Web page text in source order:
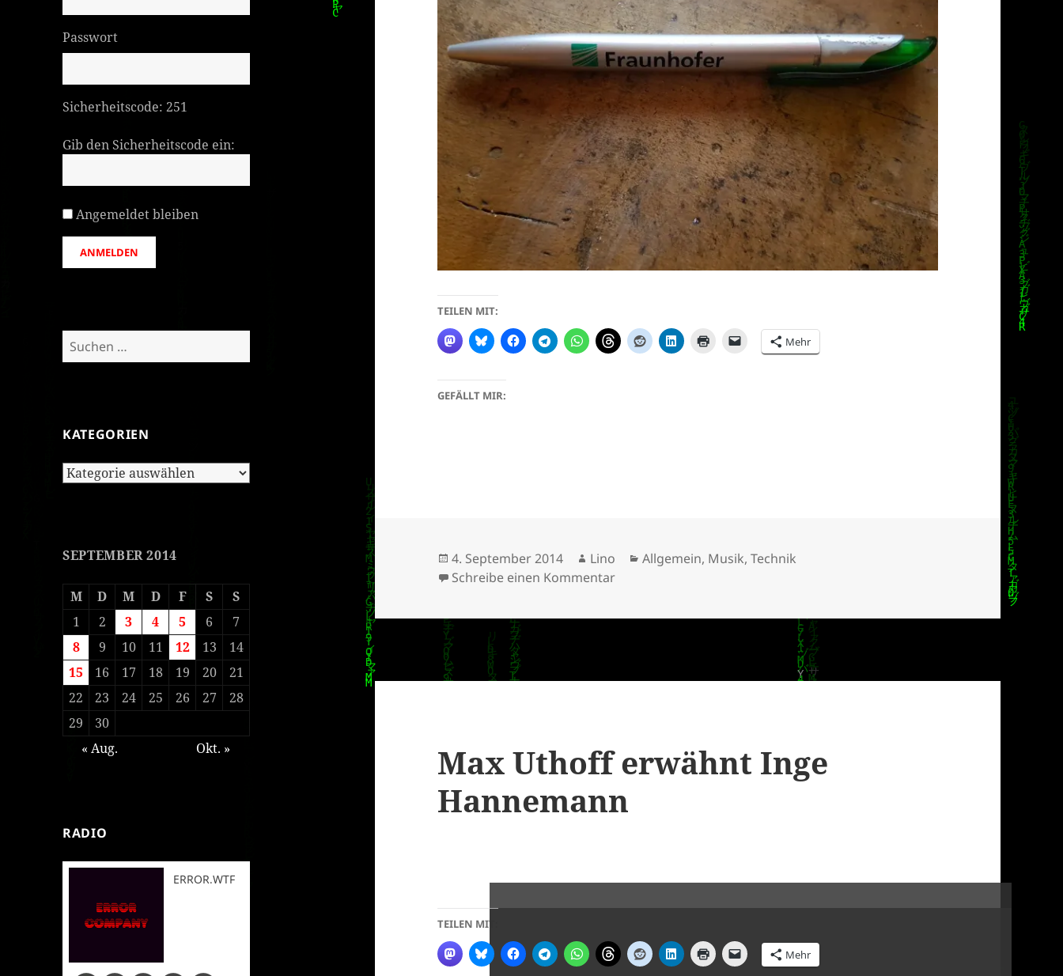
Passwort
Sicherheitscode: 251
Gib den Sicherheitscode ein:
Angemeldet bleiben
ANMELDEN
Suchen
nach:
KATEGORIEN
Kategorien
SEPTEMBER 2014
M D M D F S
S
1
2 3 4 5 6
7
8
9 10 11 12 13
14
15
16 17 18 19 20
21
22
23 24 25 26 27
28
29
30
« Aug.
Okt. »
RADIO
ERROR.WTF
TEILEN MIT:
Mehr
GEFÄLLT MIR:
Veröffentlicht
am
4. September 2014 Autor
Lino Kategorien
Allgemein, Musik,Technik
Schreibe einen Kommentarzu What THE HACK ???
Max Uthoff erwähnt Inge
Hannemann
TEILEN MIT:
Mehr